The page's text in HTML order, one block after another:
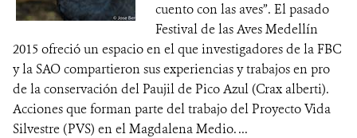
cuento con las aves”. El pasado
Festival de las Aves Medellín
2015 ofreció un espacio en el que investigadores de la FBC
y la SAO compartieron sus experiencias y trabajos en pro
de la conservación del Paujil de Pico Azul (Crax alberti).
Acciones que forman parte del trabajo del Proyecto Vida
Silvestre (PVS) en el Magdalena Medio. ...